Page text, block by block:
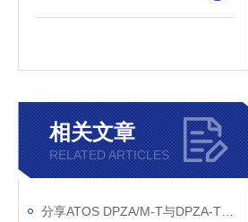
相关文章
RELATED ARTICLES